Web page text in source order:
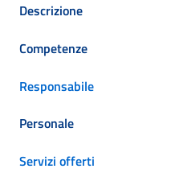
Descrizione
Competenze
Responsabile
Personale
Servizi offerti